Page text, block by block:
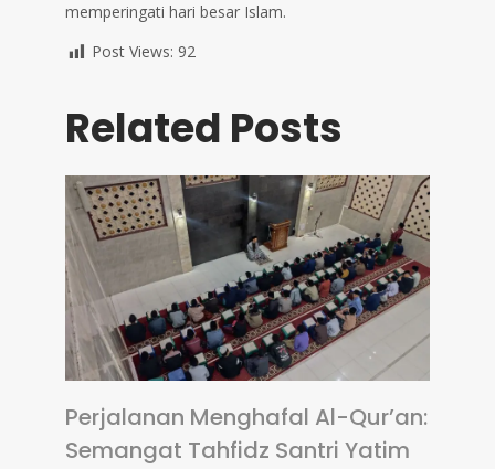
memperingati hari besar Islam.
Post Views: 92
Related Posts
Perjalanan Menghafal Al-Qur’an:
Semangat Tahfidz Santri Yatim